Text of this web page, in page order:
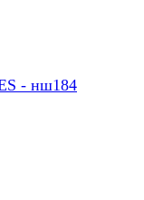
- нш184